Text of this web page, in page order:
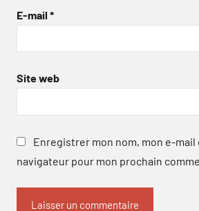
E-mail *
Site web
Enregistrer mon nom, mon e-mail
navigateur pour mon prochain